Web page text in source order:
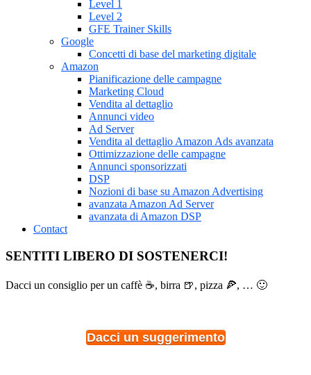
Level 1
Level 2
GFE Trainer Skills
Google
Concetti di base del marketing digitale
Amazon
Pianificazione delle campagne
Marketing Cloud
Vendita al dettaglio
Annunci video
Ad Server
Vendita al dettaglio Amazon Ads avanzata
Ottimizzazione delle campagne
Annunci sponsorizzati
DSP
Nozioni di base su Amazon Advertising
avanzata Amazon Ad Server
avanzata di Amazon DSP
Contact
SENTITI LIBERO DI SOSTENERCI!
Dacci un consiglio per un caffè ☕, birra 🍺, pizza 🍕, … 🙂
Dacci un suggerimento